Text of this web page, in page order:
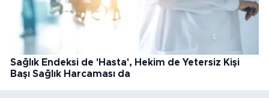
Sağlık Endeksi de 'Hasta', Hekim de Yetersiz Kişi
Başı Sağlık Harcaması da